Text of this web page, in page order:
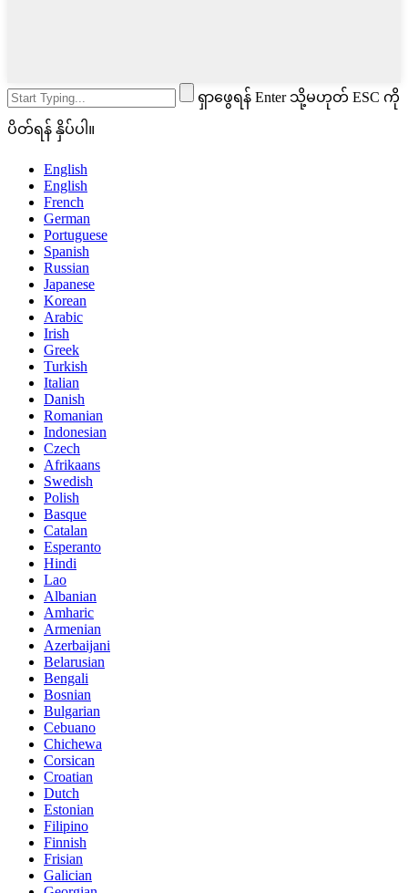
ရှာဖွေရန် Enter သို့မဟုတ် ESC ကို
ပိတ်ရန် နှိပ်ပါ။
English
English
French
German
Portuguese
Spanish
Russian
Japanese
Korean
Arabic
Irish
Greek
Turkish
Italian
Danish
Romanian
Indonesian
Czech
Afrikaans
Swedish
Polish
Basque
Catalan
Esperanto
Hindi
Lao
Albanian
Amharic
Armenian
Azerbaijani
Belarusian
Bengali
Bosnian
Bulgarian
Cebuano
Chichewa
Corsican
Croatian
Dutch
Estonian
Filipino
Finnish
Frisian
Galician